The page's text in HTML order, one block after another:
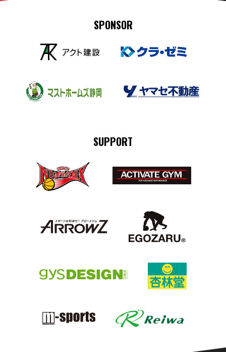
SPONSOR
SUPPORT